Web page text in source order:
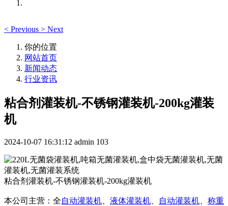
< Previous > Next
你的位置
网站首页
新闻动态
行业资讯
粘合剂灌装机-不锈钢灌装机-200kg灌装
机
2024-10-07 16:31:12 admin 103
粘合剂灌装机-不锈钢灌装机-200kg灌装机
本公司主营：全自动灌装机 液体灌装机 自动灌装机
称重